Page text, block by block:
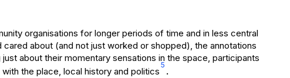
organisations for longer periods of time and in less central
about (and not just worked or shopped), the annotations
about their momentary sensations in the space, participants
the place, local history and politics
5
.